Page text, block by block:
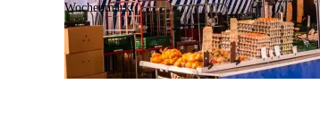
Wochenmarkt